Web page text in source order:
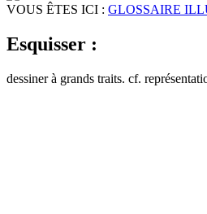
VOUS ÊTES ICI : GLOSSAIRE
Esquisser :
dessiner à grands traits. cf.